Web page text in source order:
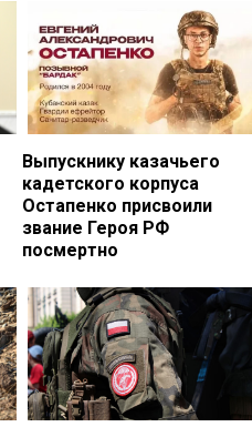
Выпускнику казачьего
кадетского корпуса
Остапенко присвоили
звание Героя РФ
посмертно